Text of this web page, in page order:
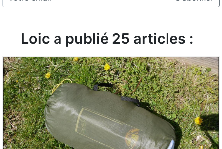
Loic a publié 25 articles :
LIRE L'ARTICLE